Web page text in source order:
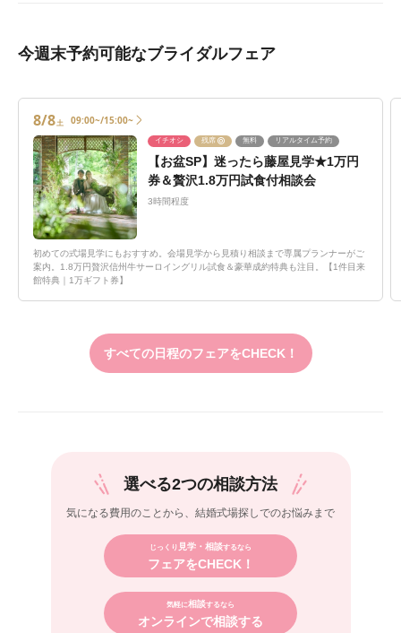
今週末予約可能なブライダルフェア
8/8土 09:00~/15:00~
イチオシ 残席 無料 リアルタイム予約
【お盆SP】迷ったら藤屋見学★1万円
券＆贅沢1.8万円試食付相談会
3時間程度
初めての式場見学にもおすすめ。会場見学から見積り相談まで専属プランナーがご
案内。1.8万円贅沢信州牛サーロイングリル試食＆豪華成約特典も注目。【1件目来
館特典｜1万ギフト券】
すべての日程のフェアをCHECK！
選べる2つの相談方法
気になる費用のことから、 結婚式場探しでのお悩みまで
じっくり 見学・相談するなら
フェアをCHECK！
気軽に相談するなら
オンラインで相談する